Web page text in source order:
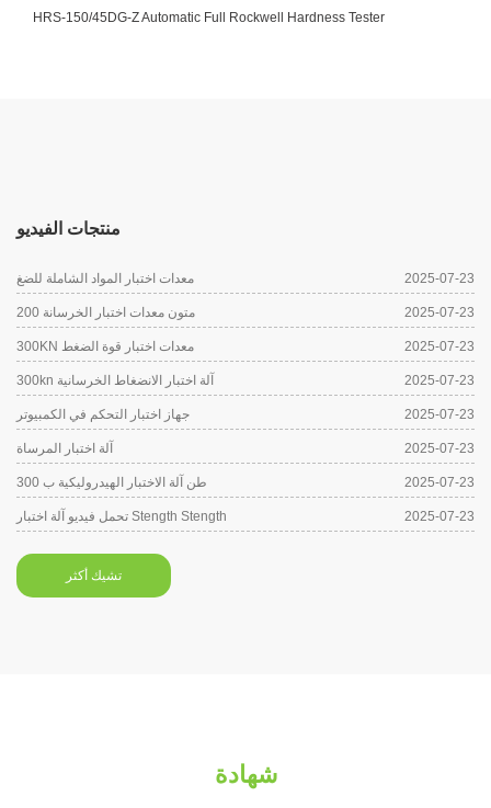
HRS-150/45DG-Z Automatic Full Rockwell Hardness Tester
منتجات الفيديو
معدات اختبار المواد الشاملة للضغ 2025-07-23
200 متون معدات اختبار الخرسانة 2025-07-23
300KN معدات اختبار قوة الضغط 2025-07-23
300kn آلة اختبار الانضغاط الخرسانية 2025-07-23
جهاز اختبار التحكم في الكمبيوتر 2025-07-23
آلة اختبار المرساة 2025-07-23
300 طن آلة الاختبار الهيدروليكية ب 2025-07-23
تحمل فيديو آلة اختبار Stength Stength 2025-07-23
تشيك أكثر
شهادة